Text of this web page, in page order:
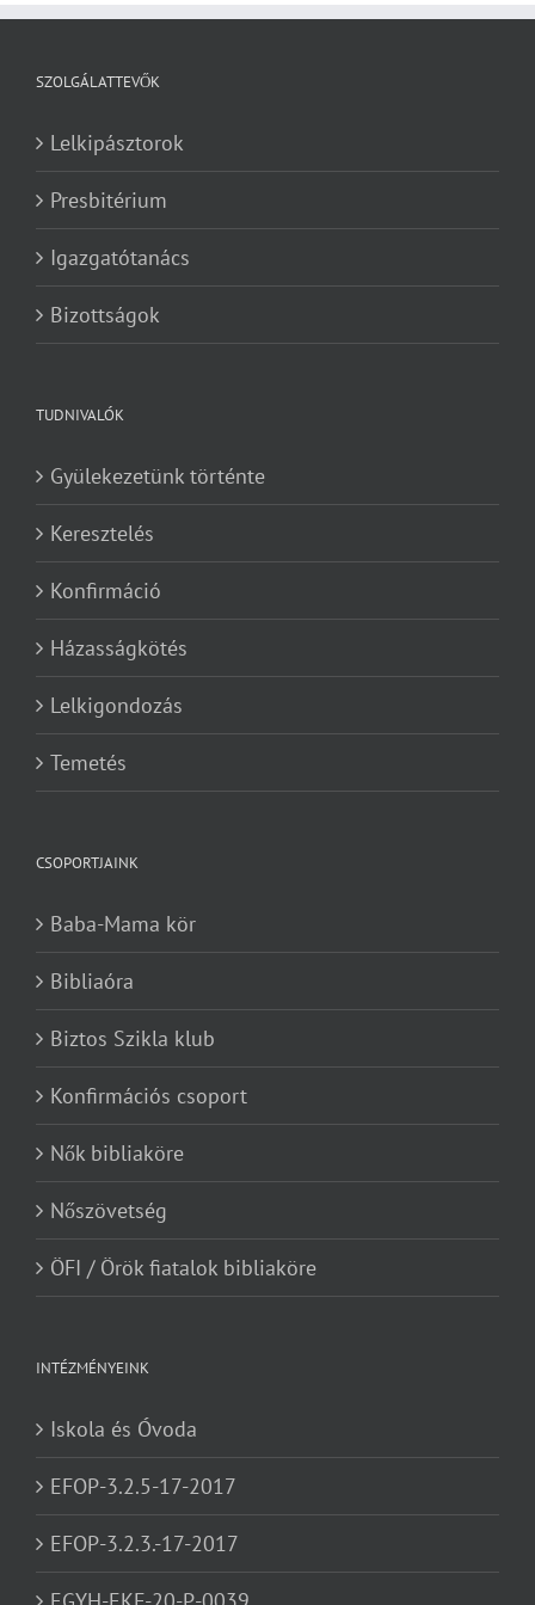
SZOLGÁLATTEVŐK
Lelkipásztorok
Presbitérium
Igazgatótanács
Bizottságok
TUDNIVALÓK
Gyülekezetünk történte
Keresztelés
Konfirmáció
Házasságkötés
Lelkigondozás
Temetés
CSOPORTJAINK
Baba-Mama kör
Bibliaóra
Biztos Szikla klub
Konfirmációs csoport
Nők bibliaköre
Nőszövetség
ÖFI / Örök fiatalok bibliaköre
INTÉZMÉNYEINK
Iskola és Óvoda
EFOP-3.2.5-17-2017
EFOP-3.2.3.-17-2017